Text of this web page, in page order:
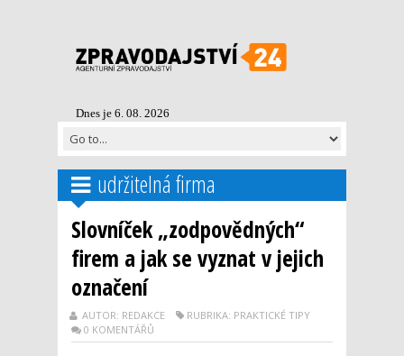
Dnes je 6. 08. 2026
udržitelná firma
Slovníček „zodpovědných“
firem a jak se vyznat v jejich
označení
AUTOR: REDAKCE
RUBRIKA: PRAKTICKÉ TIPY
0 KOMENTÁŘŮ